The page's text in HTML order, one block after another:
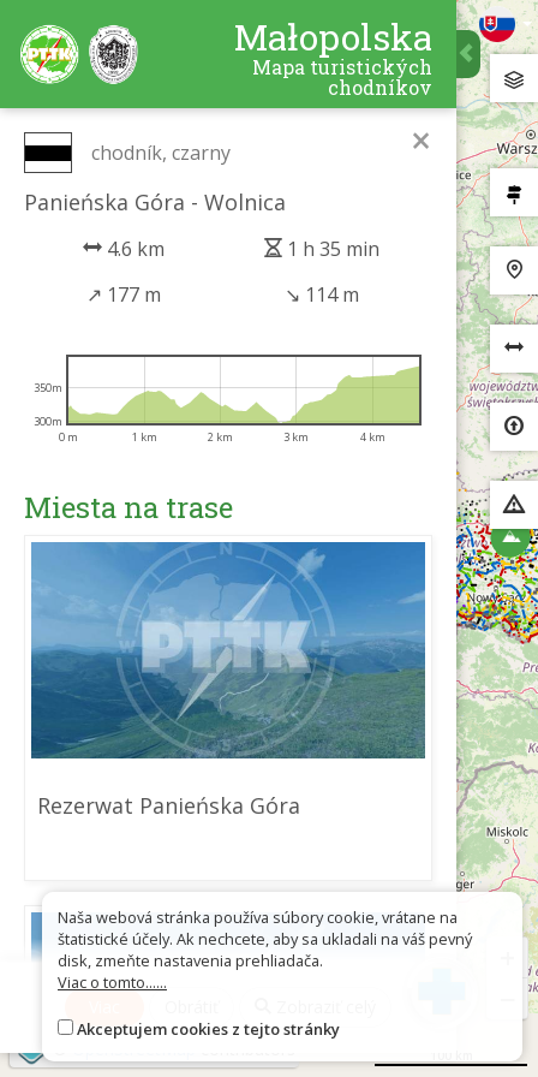
Małopolska
Mapa turistických
chodníkov
×
chodník, czarny
Panieńska Góra - Wolnica
4.6 km
1 h 35 min
↗ 177 m ↘ 114 m
0 m 1 km 2 km 3 km 4 km
300m
350m
Miesta na trase
Rezerwat Panieńska Góra
Naša webová stránka používa súbory cookie, vrátane na
štatistické účely. Ak nechcete, aby sa ukladali na váš pevný
disk, zmeňte nastavenia prehliadača.
Viac o tomto......
Akceptujem cookies z tejto stránky